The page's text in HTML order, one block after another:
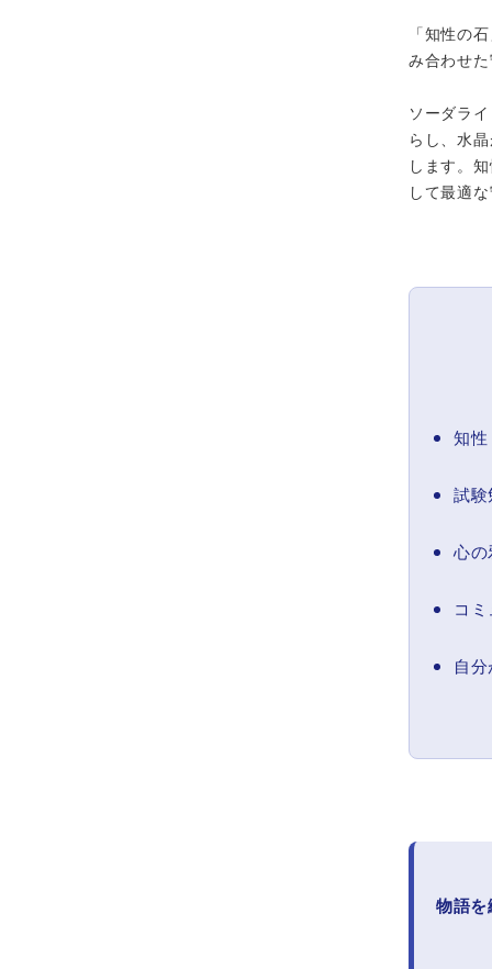
「知性の
み合わせ
ソーダラ
らし、水
します。
して最適
知
試
心
コ
自
物語